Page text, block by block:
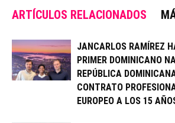
ARTÍCULOS RELACIONADOS
JANCARLOS RAMÍREZ
PRIMER DOMINICANO
REPÚBLICA
CONTRATO
EUROPEO A LOS 15